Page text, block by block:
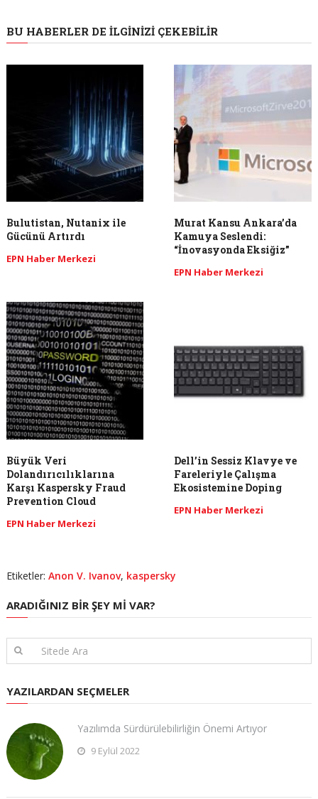
BU HABERLER DE İLGINIZI ÇEKEBILIR
Bulutistan, Nutanix ile
Gücünü Artırdı
EPN Haber Merkezi
Murat Kansu Ankara’da
Kamuya Seslendi:
“İnovasyonda Eksiğiz”
EPN Haber Merkezi
Büyük Veri
Dolandırıcılıklarına
Karşı Kaspersky Fraud
Prevention Cloud
EPN Haber Merkezi
Dell’in Sessiz Klavye ve
Fareleriyle Çalışma
Ekosistemine Doping
EPN Haber Merkezi
Etiketler: Anon V. Ivanov, kaspersky
ARADIĞINIZ BIR ŞEY MI VAR?
YAZILARDAN SEÇMELER
Yazılımda Sürdürülebilirliğin Önemi Artıyor
9 Eylül 2022